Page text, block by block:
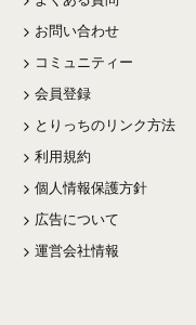
お問い合わせ
コミュニティー
会員登録
とりっちのリンク方法
利用規約
個人情報保護方針
広告について
運営会社情報